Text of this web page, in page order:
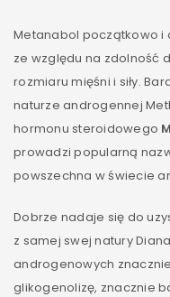
Metanabol początkowo i
ze względu na zdolność
rozmiaru mięśni i siły.
naturze androgennej
hormonu steroidowego
prowadzi popularną
powszechna w świecie
Dobrze nadaje się do
z samej swej natury
androgenowych
glikogenolizę, znacznie